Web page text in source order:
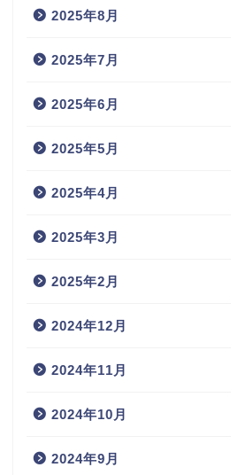
2025年8月
2025年7月
2025年6月
2025年5月
2025年4月
2025年3月
2025年2月
2024年12月
2024年11月
2024年10月
2024年9月